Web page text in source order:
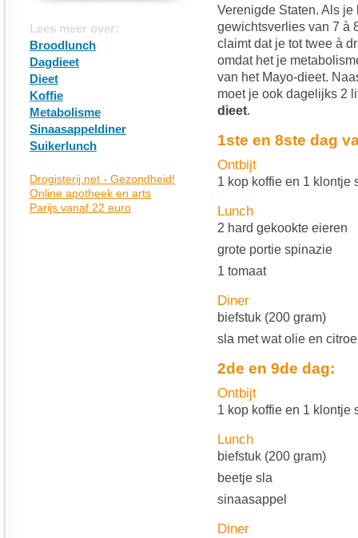
Lees meer over:
Broodlunch
Dagdieet
Dieet
Koffie
Metabolisme
Sinaasappeldiner
Suikerlunch
Verenigde Staten. Als
gewichtsverlies van 7 à
claimt dat je tot twee à
omdat het je
van het Mayo-dieet.
moet je ook dagelijks 2
dieet.
1ste en 8ste dag
Ontbijt
1 kop koffie en 1 klontje
Lunch
2 hard gekookte eieren
grote portie spinazie
1 tomaat
Diner
biefstuk (200 gram)
sla met wat olie en
2de en 9de dag:
Ontbijt
1 kop koffie en 1 klontje
Lunch
biefstuk (200 gram)
beetje sla
sinaasappel
Diner